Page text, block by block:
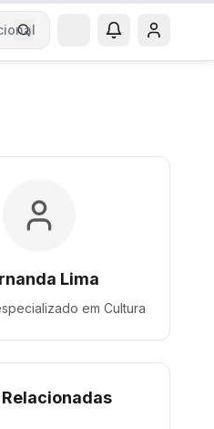
Lima
em Cultura